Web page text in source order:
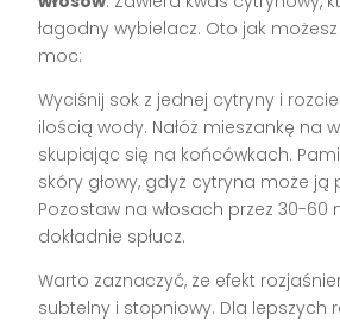
łagodny wybielacz. Oto jak
moc:
Wyciśnij sok z jednej cytryny i
ilością wody. Nałóż mieszankę na
skupiając się na końcówkach.
skóry głowy, gdyż cytryna może ją
Pozostaw na włosach przez 30-60
dokładnie spłucz.
Warto zaznaczyć, że efekt
subtelny i stopniowy. Dla lepszych